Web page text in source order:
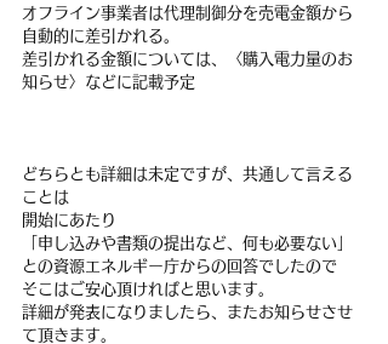
オフライン事業者は代理制御分を売電金額から
自動的に差引かれる。
差引かれる金額については、〈購入電力量のお
知らせ〉などに記載予定
どちらとも詳細は未定ですが、共通して言える
ことは
開始にあたり
「申し込みや書類の提出など、何も必要ない」
との資源エネルギー庁からの回答でしたので
そこはご安心頂ければと思います。
詳細が発表になりましたら、またお知らせさせ
て頂きます。